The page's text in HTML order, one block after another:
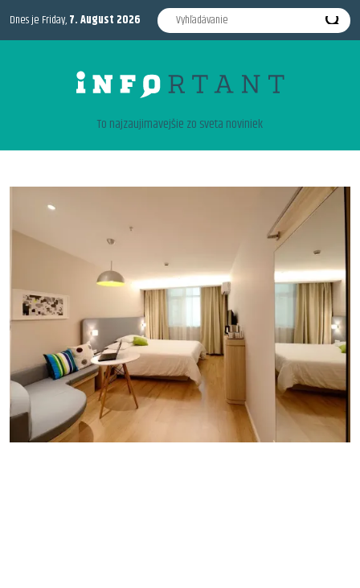
Dnes je Friday,7. August 2026
To najzaujimavejšie zo sveta noviniek